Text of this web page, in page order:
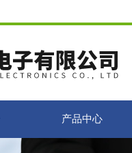
产品中心